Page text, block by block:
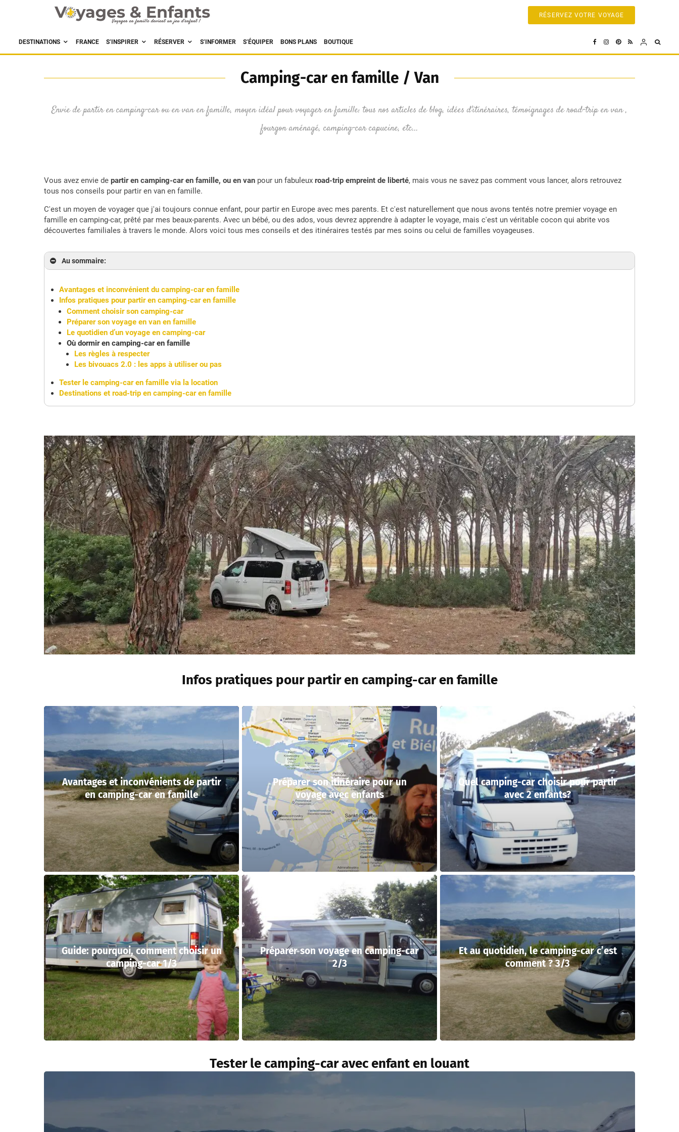
RÉSERVEZ VOTRE VOYAGE
DESTINATIONS FRANCE S’INSPIRER RÉSERVER S’INFORMER S’ÉQUIPER BONS PLANS BOUTIQUE
Camping-car en famille / Van
Envie de partir en camping-car ou en van en famille, moyen idéal pour voyager en famille: tous nos articles de blog, idées d'itinéraires, témoignages de road-trip en van ,
fourgon aménagé, camping-car capucine, etc...
Vous avez envie de partir en camping-car en famille, ou en van pour un fabuleux road-trip empreint de liberté, mais vous ne savez pas comment vous lancer, alors retrouvez
tous nos conseils pour partir en van en famille.
C'est un moyen de voyager que j'ai toujours connue enfant, pour partir en Europe avec mes parents. Et c'est naturellement que nous avons tentés notre premier voyage en
famille en camping-car, prêté par mes beaux-parents. Avec un bébé, ou des ados, vous devrez apprendre à adapter le voyage, mais c'est un véritable cocon qui abrite vos
découvertes familiales à travers le monde. Alors voici tous mes conseils et des itinéraires testés par mes soins ou celui de familles voyageuses.
Au sommaire:
Avantages et inconvénient du camping-car en famille
Infos pratiques pour partir en camping-car en famille
Comment choisir son camping-car
Préparer son voyage en van en famille
Le quotidien d’un voyage en camping-car
Où dormir en camping-car en famille
Les règles à respecter
Les bivouacs 2.0 : les apps à utiliser ou pas
Tester le camping-car en famille via la location
Destinations et road-trip en camping-car en famille
Infos pratiques pour partir en camping-car en famille
Avantages et inconvénients de partir
en camping-car en famille
Préparer son itinéraire pour un
voyage avec enfants
Quel camping-car choisir pour partir
avec 2 enfants?
Guide: pourquoi, comment choisir un
camping-car 1/3
Préparer son voyage en camping-car
2/3
Et au quotidien, le camping-car c’est
comment ? 3/3
Tester le camping-car avec enfant en louant